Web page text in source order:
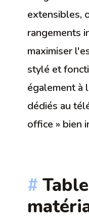
extensibles,
rangements
maximiser
stylé et
également à
dédiés au
office » bien